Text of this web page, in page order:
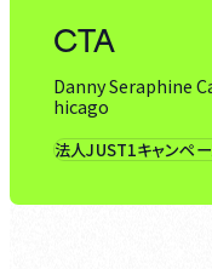
CTA
Danny Seraphine
hicago
法人JUST1キャンペ